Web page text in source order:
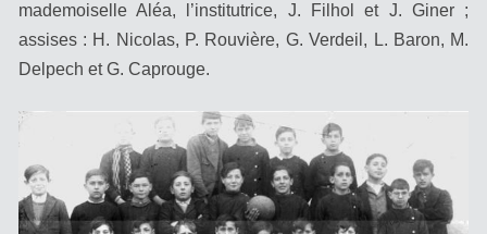
mademoiselle Aléa, l’institutrice, J. Filhol et J. Giner ;
assises : H. Nicolas, P. Rouvière, G. Verdeil, L. Baron, M.
Delpech et G. Caprouge.